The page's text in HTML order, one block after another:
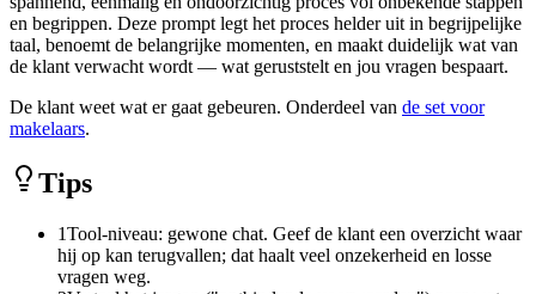
en begrippen. Deze prompt legt het proces helder uit in begrijpelijke
taal, benoemt de belangrijke momenten, en maakt duidelijk wat van
de klant verwacht wordt — wat geruststelt en jou vragen bespaart.
De klant weet wat er gaat gebeuren. Onderdeel van de set voor
makelaars.
Tips
1Tool-niveau: gewone chat. Geef de klant een overzicht waar
hij op kan terugvallen; dat haalt veel onzekerheid en losse
vragen weg.